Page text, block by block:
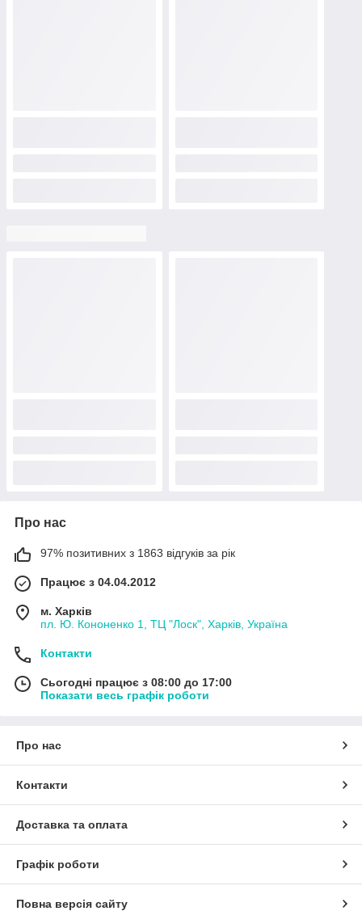
Про нас
97% позитивних з 1863 відгуків за рік
Працює з 04.04.2012
м. Харків
пл. Ю. Кононенко 1, ТЦ "Лоск", Харків, Україна
Контакти
Сьогодні працює з 08:00 до 17:00
Показати весь графік роботи
Про нас
Контакти
Доставка та оплата
Графік роботи
Повна версія сайту